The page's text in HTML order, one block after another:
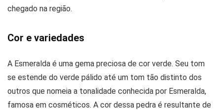
chegado na região.
Cor e variedades
A Esmeralda é uma gema preciosa de cor verde. Seu tom
se estende do verde pálido até um tom tão distinto dos
outros que nomeia a tonalidade conhecida por Esmeralda,
famosa em cosméticos. A cor dessa pedra é resultante de